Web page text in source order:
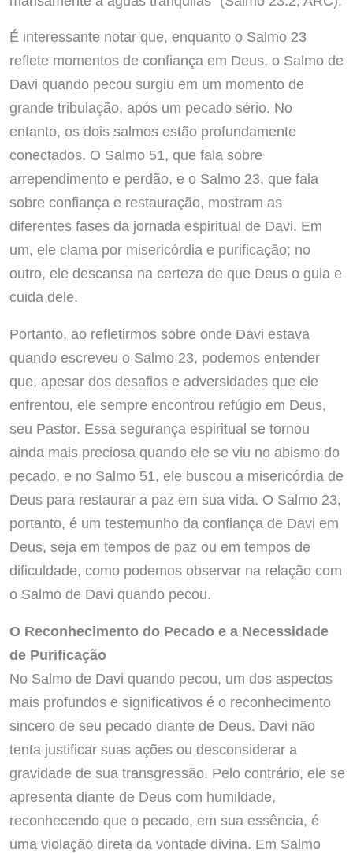
É interessante notar que, enquanto o Salmo 23
reflete momentos de confiança em Deus, o Salmo de
Davi quando pecou surgiu em um momento de
grande tribulação, após um pecado sério. No
entanto, os dois salmos estão profundamente
conectados. O Salmo 51, que fala sobre
arrependimento e perdão, e o Salmo 23, que fala
sobre confiança e restauração, mostram as
diferentes fases da jornada espiritual de Davi. Em
um, ele clama por misericórdia e purificação; no
outro, ele descansa na certeza de que Deus o guia e
cuida dele.
Portanto, ao refletirmos sobre onde Davi estava
quando escreveu o Salmo 23, podemos entender
que, apesar dos desafios e adversidades que ele
enfrentou, ele sempre encontrou refúgio em Deus,
seu Pastor. Essa segurança espiritual se tornou
ainda mais preciosa quando ele se viu no abismo do
pecado, e no Salmo 51, ele buscou a misericórdia de
Deus para restaurar a paz em sua vida. O Salmo 23,
portanto, é um testemunho da confiança de Davi em
Deus, seja em tempos de paz ou em tempos de
dificuldade, como podemos observar na relação com
o Salmo de Davi quando pecou.
O Reconhecimento do Pecado e a Necessidade
de Purificação
No Salmo de Davi quando pecou, um dos aspectos
mais profundos e significativos é o reconhecimento
sincero de seu pecado diante de Deus. Davi não
tenta justificar suas ações ou desconsiderar a
gravidade de sua transgressão. Pelo contrário, ele se
apresenta diante de Deus com humildade,
reconhecendo que o pecado, em sua essência, é
uma violação direta da vontade divina. Em Salmo